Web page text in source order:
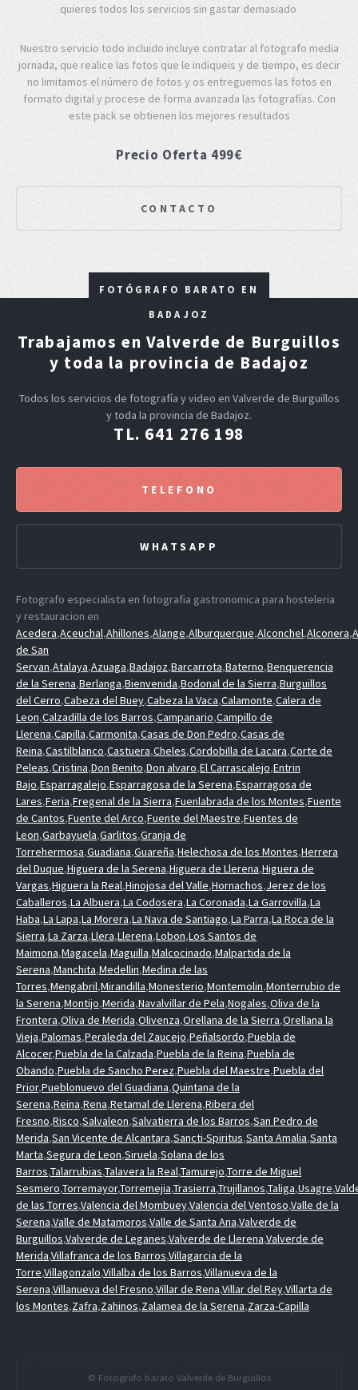
quieres todos los servicios sin gastar demasiado
Nuestro servicio todo incluido incluye contratar al fotografo media
jornada, que realice las fotos que le indiqueis y de tiempo, es decir
no limitamos el número de fotos y os entreguemos las fotos en
formato digital y procese de forma avanzada las fotografías. Con
este pack se obtienen los mejores resultados
Precio Oferta 499€
CONTACTO
FOTÓGRAFO BARATO EN
BADAJOZ
Trabajamos en Valverde de Burguillos
y toda la provincia de Badajoz
Todos los servicios de fotografía y video en Valverde de Burguillos
y toda la provincia de Badajoz.
TL. 641 276 198
TELEFONO
WHATSAPP
Fotografo especialista en fotografia gastronomica para hosteleria
y restauracion en
Acedera,Aceuchal,Ahillones,Alange,Alburquerque,Alconchel,Alconera,
de San
Servan,Atalaya,Azuaga,Badajoz,Barcarrota,Baterno,Benquerencia
de la Serena,Berlanga,Bienvenida,Bodonal de la Sierra,Burguillos
del Cerro,Cabeza del Buey,Cabeza la Vaca,Calamonte,Calera de
Leon,Calzadilla de los Barros,Campanario,Campillo de
Llerena,Capilla,Carmonita,Casas de Don Pedro,Casas de
Reina,Castilblanco,Castuera,Cheles,Cordobilla de Lacara,Corte de
Peleas,Cristina,Don Benito,Don alvaro,El Carrascalejo,Entrin
Bajo,Esparragalejo,Esparragosa de la Serena,Esparragosa de
Lares,Feria,Fregenal de la Sierra,Fuenlabrada de los Montes,Fuente
de Cantos,Fuente del Arco,Fuente del Maestre,Fuentes de
Leon,Garbayuela,Garlitos,Granja de
Torrehermosa,Guadiana,Guareña,Helechosa de los Montes,Herrera
del Duque,Higuera de la Serena,Higuera de Llerena,Higuera de
Vargas,Higuera la Real,Hinojosa del Valle,Hornachos,Jerez de los
Caballeros,La Albuera,La Codosera,La Coronada,La Garrovilla,La
Haba,La Lapa,La Morera,La Nava de Santiago,La Parra,La Roca de la
Sierra,La Zarza,Llera,Llerena,Lobon,Los Santos de
Maimona,Magacela,Maguilla,Malcocinado,Malpartida de la
Serena,Manchita,Medellin,Medina de las
Torres,Mengabril,Mirandilla,Monesterio,Montemolin,Monterrubio de
la Serena,Montijo,Merida,Navalvillar de Pela,Nogales,Oliva de la
Frontera,Oliva de Merida,Olivenza,Orellana de la Sierra,Orellana la
Vieja,Palomas,Peraleda del Zaucejo,Peñalsordo,Puebla de
Alcocer,Puebla de la Calzada,Puebla de la Reina,Puebla de
Obando,Puebla de Sancho Perez,Puebla del Maestre,Puebla del
Prior,Pueblonuevo del Guadiana,Quintana de la
Serena,Reina,Rena,Retamal de Llerena,Ribera del
Fresno,Risco,Salvaleon,Salvatierra de los Barros,San Pedro de
Merida,San Vicente de Alcantara,Sancti-Spiritus,Santa Amalia,Santa
Marta,Segura de Leon,Siruela,Solana de los
Barros,Talarrubias,Talavera la Real,Tamurejo,Torre de Miguel
Sesmero,Torremayor,Torremejia,Trasierra,Trujillanos,Taliga,Usagre,
de las Torres,Valencia del Mombuey,Valencia del Ventoso,Valle de la
Serena,Valle de Matamoros,Valle de Santa Ana,Valverde de
Burguillos,Valverde de Leganes,Valverde de Llerena,Valverde de
Merida,Villafranca de los Barros,Villagarcia de la
Torre,Villagonzalo,Villalba de los Barros,Villanueva de la
Serena,Villanueva del Fresno,Villar de Rena,Villar del Rey,Villarta de
los Montes,Zafra,Zahinos,Zalamea de la Serena,Zarza-Capilla
© Fotografo barato Valverde de Burguillos